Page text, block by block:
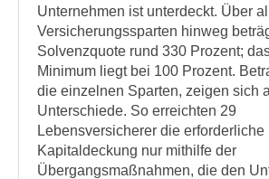
Unternehmen ist unterdeckt. Über
Versicherungssparten hinweg
Solvenzquote rund 330 Prozent;
Minimum liegt bei 100 Prozent.
die einzelnen Sparten, zeigen sich
Unterschiede. So erreichten 29
Lebensversicherer die erforderliche
Kapitaldeckung nur mithilfe der
Übergangsmaßnahmen, die den